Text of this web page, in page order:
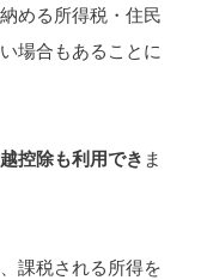
める所得税・住民
場合もあることに
控除も利用でき ま
課税される所得を